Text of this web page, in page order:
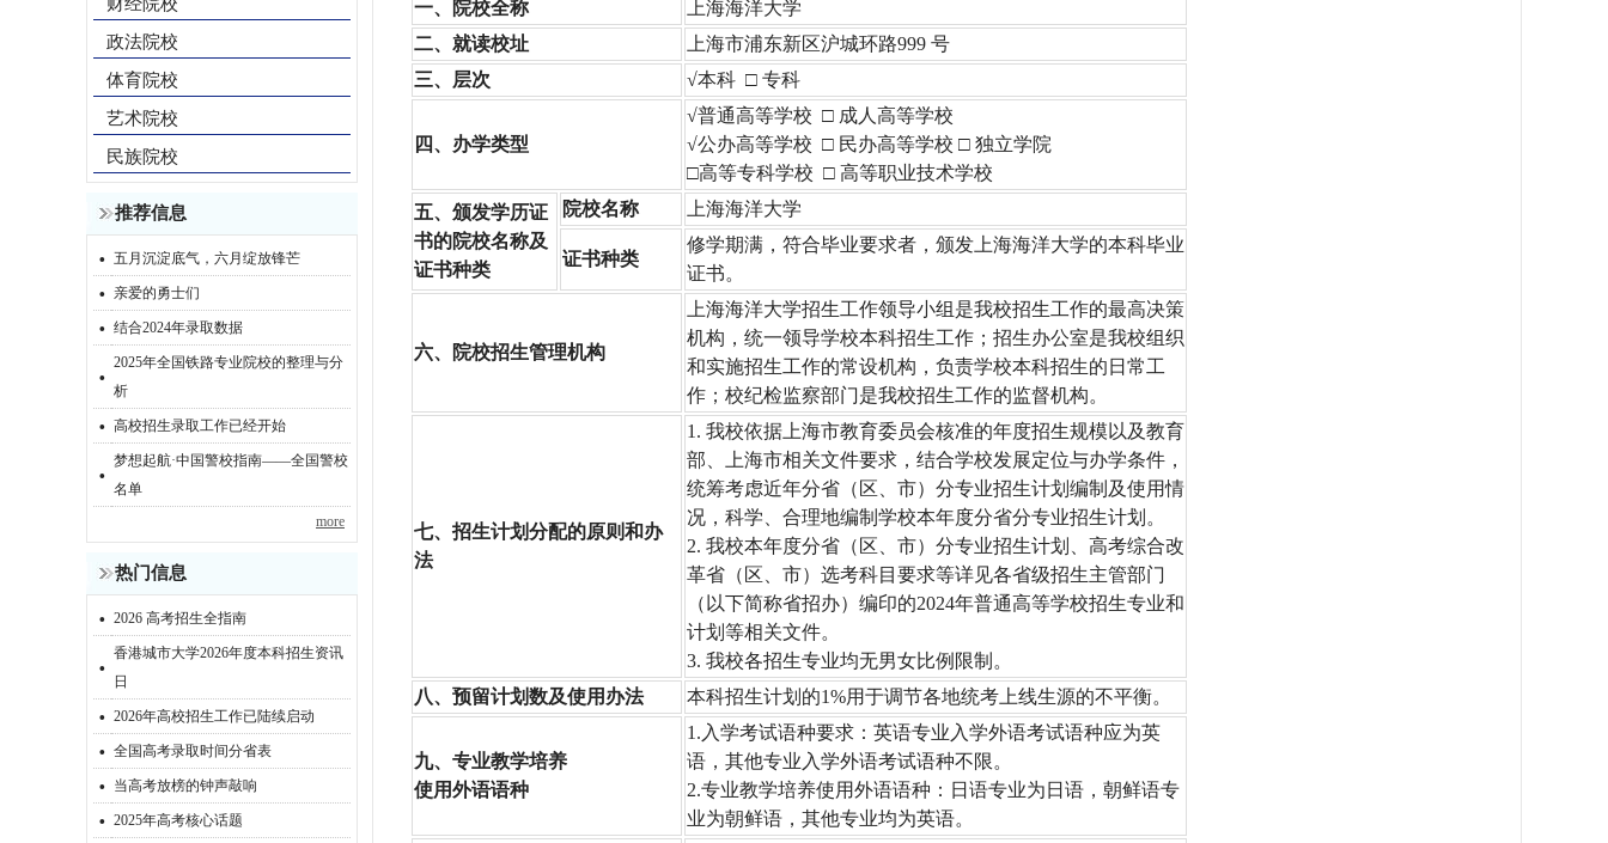
政法院校
体育院校
艺术院校
民族院校
推荐信息
· 五月沉淀底气，六月绽放锋芒
· 亲爱的勇士们
· 结合2024年录取数据
· 2025年全国铁路专业院校的整理与分
析
· 高校招生录取工作已经开始
· 梦想起航·中国警校指南——全国警校
名单
more
热门信息
· 2026 高考招生全指南
· 香港城市大学2026年度本科招生资讯
日
· 2026年高校招生工作已陆续启动
· 全国高考录取时间分省表
· 当高考放榜的钟声敲响
· 2025年高考核心话题
一、院校全称
上海海洋大学
二、就读校址
上海市浦东新区沪城环路999 号
三、层次
√本科 □ 专科
四、办学类型
√普通高等学校 □ 成人高等学校
√公办高等学校 □ 民办高等学校 □ 独立学院
□高等专科学校 □ 高等职业技术学校
五、颁发学历证
书的院校名称及
证书种类
院校名称 上海海洋大学
证书种类
修学期满，符合毕业要求者，颁发上海海洋大学的本科毕业
证书。
六、院校招生管理机构
上海海洋大学招生工作领导小组是我校招生工作的最高决策
机构，统一领导学校本科招生工作；招生办公室是我校组织
和实施招生工作的常设机构，负责学校本科招生的日常工
作；校纪检监察部门是我校招生工作的监督机构。
七、招生计划分配的原则和办
法
1. 我校依据上海市教育委员会核准的年度招生规模以及教育
部、上海市相关文件要求，结合学校发展定位与办学条件，
统筹考虑近年分省（区、市）分专业招生计划编制及使用情
况，科学、合理地编制学校本年度分省分专业招生计划。
2. 我校本年度分省（区、市）分专业招生计划、高考综合改
革省（区、市）选考科目要求等详见各省级招生主管部门
（以下简称省招办）编印的2024年普通高等学校招生专业和
计划等相关文件。
3. 我校各招生专业均无男女比例限制。
八、预留计划数及使用办法
本科招生计划的1%用于调节各地统考上线生源的不平衡。
九、专业教学培养
使用外语语种
1.入学考试语种要求：英语专业入学外语考试语种应为英
语，其他专业入学外语考试语种不限。
2.专业教学培养使用外语语种：日语专业为日语，朝鲜语专
业为朝鲜语，其他专业均为英语。